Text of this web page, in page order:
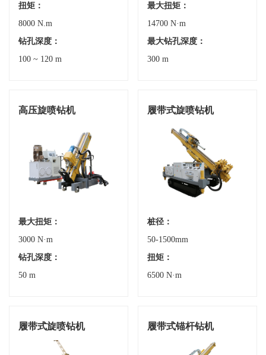
扭矩：
8000 N.m
钻孔深度：
100 ~ 120 m
最大扭矩：
14700 N·m
最大钻孔深度：
300 m
高压旋喷钻机
最大扭矩：
3000 N·m
钻孔深度：
50 m
履带式旋喷钻机
桩径：
50-1500mm
扭矩：
6500 N·m
履带式旋喷钻机 履带式锚杆钻机